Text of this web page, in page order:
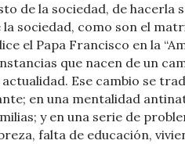
de la sociedad, de hacerla
sociedad, como son el
el Papa Francisco en la
que nacen de un
actualidad. Ese cambio se
en una mentalidad
y en una serie de
falta de educación,